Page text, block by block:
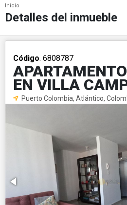
Inicio
Detalles del inmueble
Código. 6808787
EN VILLA
Puerto Colombia, Atlántico,